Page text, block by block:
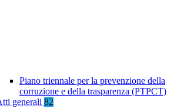
Piano triennale per la prevenzione della
corruzione e della trasparenza (PTPCT)
generali 82